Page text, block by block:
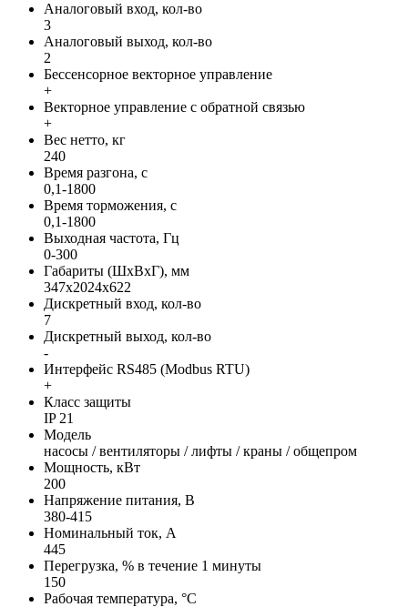
Аналоговый вход, кол-во
3
Аналоговый выход, кол-во
2
Бессенсорное векторное управление
+
Векторное управление с обратной связью
+
Вес нетто, кг
240
Время разгона, с
0,1-1800
Время торможения, с
0,1-1800
Выходная частота, Гц
0-300
Габариты (ШхВхГ), мм
347x2024x622
Дискретный вход, кол-во
7
Дискретный выход, кол-во
-
Интерфейс RS485 (Modbus RTU)
+
Класс защиты
IP 21
Модель
насосы / вентиляторы / лифты / краны / общепром
Мощность, кВт
200
Напряжение питания, В
380-415
Номинальный ток, А
445
Перегрузка, % в течение 1 минуты
150
Рабочая температура, °С